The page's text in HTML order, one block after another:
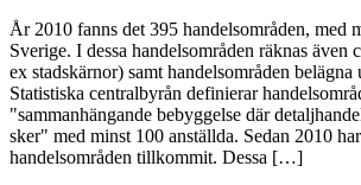
År 2010 fanns det 395 handelsområden, med
Sverige. I dessa handelsområden räknas även
ex stadskärnor) samt handelsområden belägna
Statistiska centralbyrån definierar
"sammanhängande bebyggelse där
sker" med minst 100 anställda. Sedan 2010
handelsområden tillkommit. Dessa […]